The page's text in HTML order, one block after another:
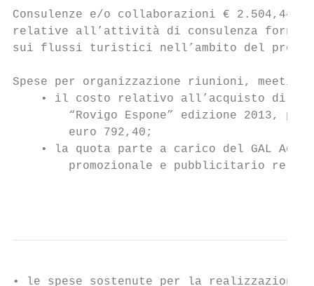
Consulenze e/o collaborazioni €
relative all’attività di consulenza
sui flussi turistici nell’ambito del progetto
Spese per organizzazione riunioni,
• il costo relativo all’acquisto di
“Rovigo Espone” edizione 2013,
        euro 792,40;
• la quota parte a carico del GAL
promozionale e pubblicitario
• le spese sostenute per la